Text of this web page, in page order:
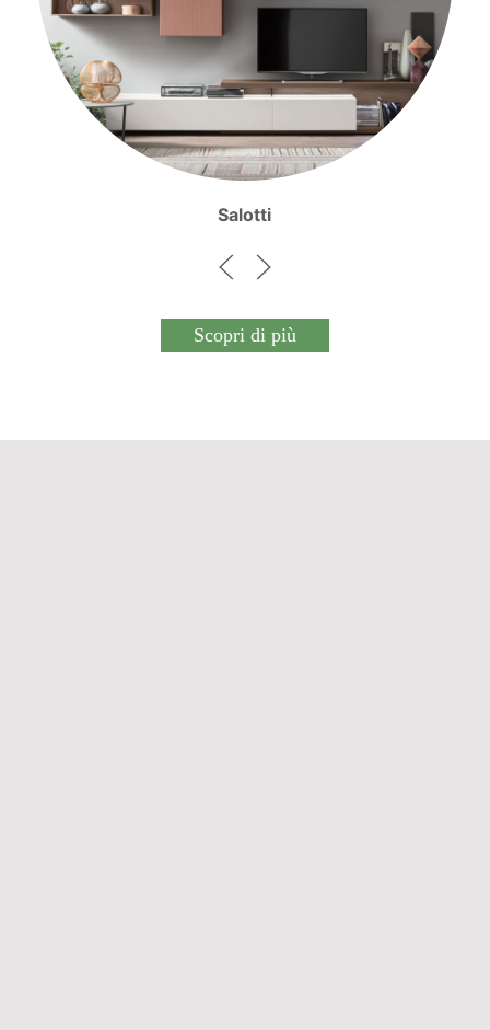
Salotti
Scopri di più